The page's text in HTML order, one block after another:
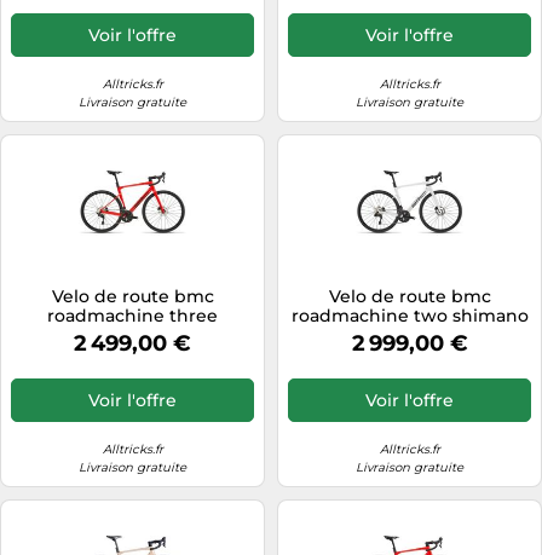
Voir l'offre
Alltricks.fr
Livraison gratuite
Voir l'offre
Alltricks.fr
Livraison gratuite
Velo de route bmc
roadmachine three
shimano 105 12v 700 mm
rouge noir 2027
2 499,00 €
Voir l'offre
Alltricks.fr
Livraison gratuite
Velo de route bmc
roadmachine two shimano
105 di2 12v 700 mm blanc
2027
2 999,00 €
Voir l'offre
Alltricks.fr
Livraison gratuite